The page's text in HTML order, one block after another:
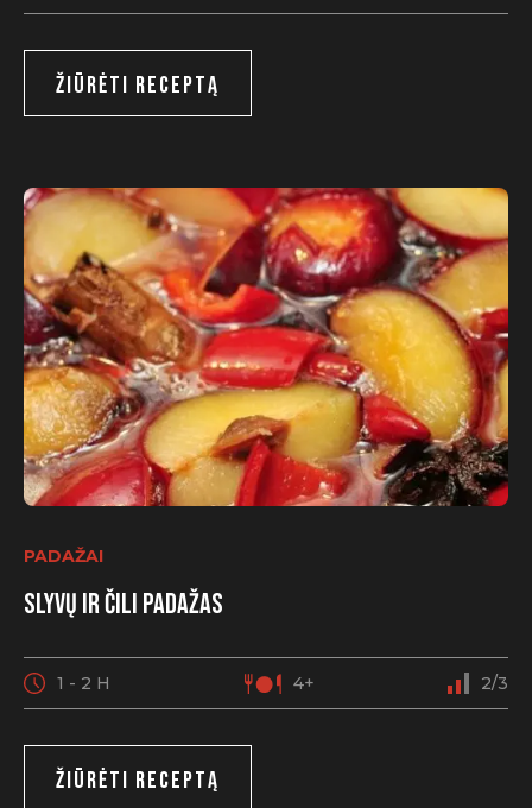
ŽIŪRĖTI RECEPTĄ
PADAŽAI
Slyvų ir čili padažas
1 - 2 H 4+ 2/3
ŽIŪRĖTI RECEPTĄ